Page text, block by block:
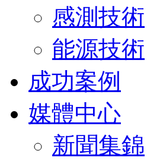
感測技術
能源技術
成功案例
媒體中心
新聞集錦